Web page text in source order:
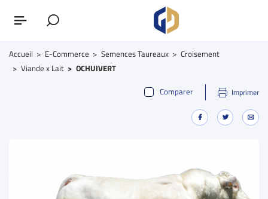
Accueil E-Commerce Semences Taureaux
Croisement
Viande x Lait
OCHUIVERT
Comparer
Imprimer